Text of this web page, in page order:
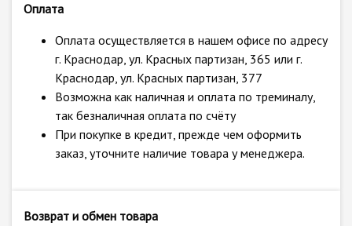
Оплата
Оплата осуществляется в нашем офисе по адресу
г. Краснодар, ул. Красных партизан, 365 или г.
Краснодар, ул. Красных партизан, 377
Возможна как наличная и оплата по треминалу,
так безналичная оплата по счёту
При покупке в кредит, прежде чем оформить
заказ, уточните наличие товара у менеджера.
Возврат и обмен товара